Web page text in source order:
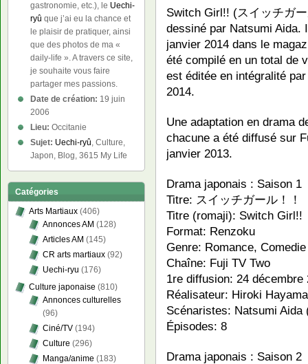
Switch Girl!! (スイッチガ
dessiné par Natsumi Aida.
janvier 2014 dans le
été compilé en un total de
est éditée en intégralité
2014.
Une adaptation en drama
chacune a été diffusé sur
janvier 2013.
Drama japonais : Saison 1
Titre: スイッチガール！！
Titre (romaji): Switch Girl!!
Format: Renzoku
Genre: Romance, Comedie
Chaîne: Fuji TV Two
1re diffusion: 24 décembre
Réalisateur: Hiroki Hayama
Scénaristes: Natsumi
Épisodes: 8
Drama japonais : Saison 2
gastronomie, etc.), le Uechi-
ryû que j’ai eu la chance et
le plaisir de pratiquer, ainsi
que des photos de ma «
daily-life ». A travers ce site,
je souhaite vous faire
partager mes passions.
Date de création: 19 juin
2006
Lieu: Occitanie
Sujet: Uechi-ryû, Culture,
Japon, Blog, 3615 My Life
Catégories
Arts Martiaux (406)
Annonces AM (128)
Articles AM (145)
CR arts martiaux (92)
Uechi-ryu (176)
Culture japonaise (810)
Annonces culturelles
(96)
Ciné/TV (194)
Culture (296)
Manga/anime (183)